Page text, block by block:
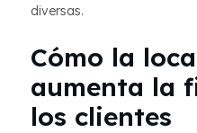
diversas.
Cómo la
aumenta la
los clientes